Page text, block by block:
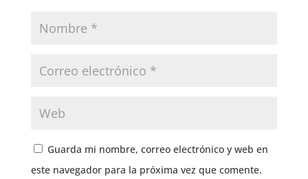
Guarda mi nombre, correo electrónico y web en
este navegador para la próxima vez que comente.